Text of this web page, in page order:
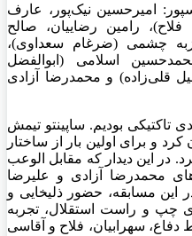
امیرحسین نیک‌پور، عارف
رامین رضاییان، صالح
چشمی (ضرغام سعداوی)،
اسلامی (ابوالفضل
قلی‌زاده) و محمدرضا آزادی
بودیم. ساپینتو تیمش
و برای اولین بار از ساختار
از ۳-۵-۲ استفاده کرد. در این دیدار که مقابل الوعب
محمدرضا آزادی و علیرضا
رسید. در این مسابقه، حضور ذلیخایی و
چپ و راست استقلال، تجربه
دفاع، سهرابیان، فلاح و آقاسی